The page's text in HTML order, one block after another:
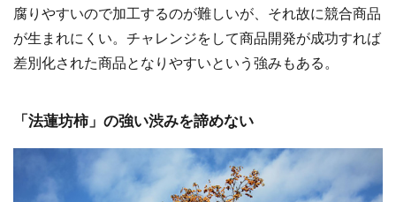
腐りやすいので加工するのが難しいが、それ故に競合商品
が生まれにくい。チャレンジをして商品開発が成功すれば
差別化された商品となりやすいという強みもある。
「法蓮坊柿」の強い渋みを諦めない